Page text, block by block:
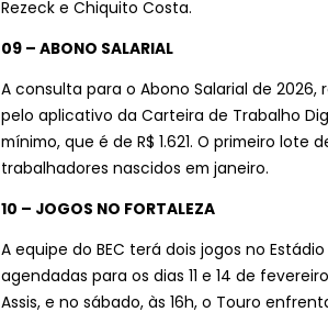
Rezeck e Chiquito Costa.
09 – ABONO SALARIAL
A consulta para o Abono Salarial de
pelo aplicativo da Carteira de Trabalho
mínimo, que é de R$ 1.621. O primeiro
trabalhadores nascidos em janeiro.
10 – JOGOS NO FORTALEZA
A equipe do BEC terá dois jogos no
agendadas para os dias 11 e 14 de
Assis, e no sábado, às 16h, o Touro